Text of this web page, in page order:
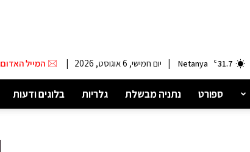
31.7
C
Netanya
| יום חמישי, 6 אוגוסט, 2026 | המייל האדום
ספורט נתניה מבשלת גלריות בלוגים ודעות